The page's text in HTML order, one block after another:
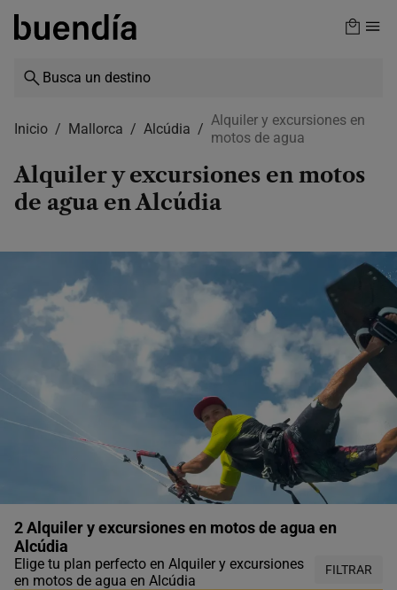
Skip
content
Inicio Mallorca Alcúdia
Alquiler y excursiones en
motos de agua
Alquiler y excursiones en motos
de agua en Alcúdia
2 Alquiler y excursiones en motos de agua en
Alcúdia
Elige tu plan perfecto en Alquiler y excursiones
en motos de agua en Alcúdia
FILTRAR